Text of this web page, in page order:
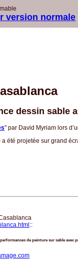
dessin sable
" par David Myriam lors
a été projetée sur grand
::
de peinture sur sable avec
version normale